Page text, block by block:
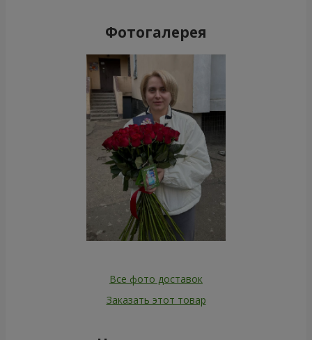
Фотогалерея
Все фото доставок
Заказать этот товар